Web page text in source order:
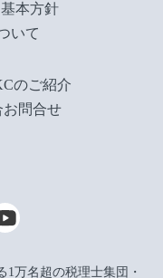
本方針
いて
のご紹介
お問合せ
万名超の税理士集団・